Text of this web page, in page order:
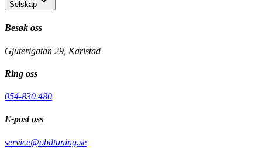
Selskap
Besøk oss
Gjuterigatan 29, Karlstad
Ring oss
054-830 480
E-post oss
service@obdtuning.se